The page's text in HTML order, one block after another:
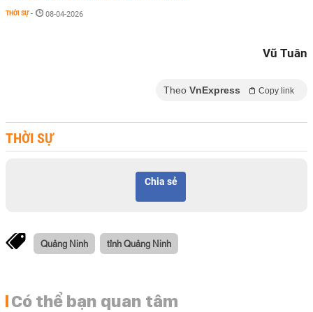
THỜI SỰ - 08-04-2026
Vũ Tuân
Theo VnExpress Copy link
THỜI SỰ
Chia sẻ
Quảng Ninh tỉnh Quảng Ninh
Có thể bạn quan tâm